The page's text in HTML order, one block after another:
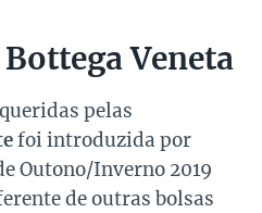
Veneta
pelas
foi introduzida por
Outono/Inverno 2019
de outras bolsas